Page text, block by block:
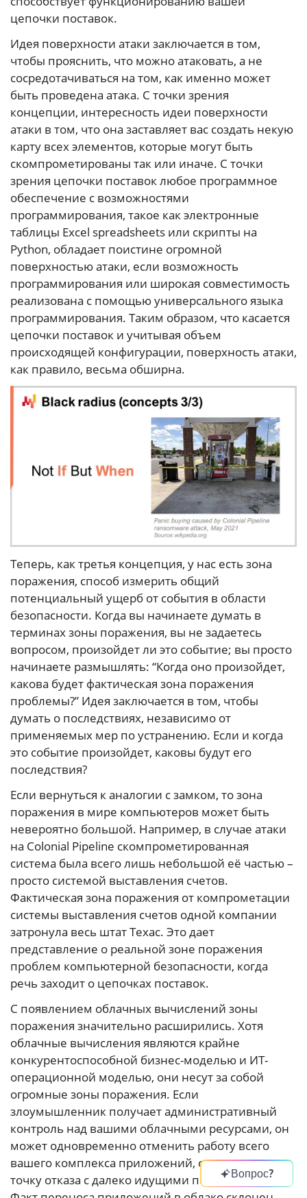
цепочки поставок.
Идея поверхности атаки заключается в том,
чтобы прояснить, что можно атаковать, а не
сосредотачиваться на том, как именно может
быть проведена атака. С точки зрения
концепции, интересность идеи поверхности
атаки в том, что она заставляет вас создать некую
карту всех элементов, которые могут быть
скомпрометированы так или иначе. С точки
зрения цепочки поставок любое программное
обеспечение с возможностями
программирования, такое как электронные
таблицы Excel spreadsheets или скрипты на
Python, обладает поистине огромной
поверхностью атаки, если возможность
программирования или широкая совместимость
реализована с помощью универсального языка
программирования. Таким образом, что касается
цепочки поставок и учитывая объем
происходящей конфигурации, поверхность атаки,
как правило, весьма обширна.
Теперь, как третья концепция, у нас есть зона
поражения, способ измерить общий
потенциальный ущерб от события в области
безопасности. Когда вы начинаете думать в
терминах зоны поражения, вы не задаетесь
вопросом, произойдет ли это событие; вы просто
начинаете размышлять: “Когда оно произойдет,
какова будет фактическая зона поражения
проблемы?” Идея заключается в том, чтобы
думать о последствиях, независимо от
применяемых мер по устранению. Если и когда
это событие произойдет, каковы будут его
последствия?
Если вернуться к аналогии с замком, то зона
поражения в мире компьютеров может быть
невероятно большой. Например, в случае атаки
на Colonial Pipeline скомпрометированная
система была всего лишь небольшой её частью –
просто системой выставления счетов.
Фактическая зона поражения от компрометации
системы выставления счетов одной компании
затронула весь штат Техас. Это дает
представление о реальной зоне поражения
проблем компьютерной безопасности, когда
речь заходит о цепочках поставок.
С появлением облачных вычислений зоны
поражения значительно расширились. Хотя
облачные вычисления являются крайне
конкурентоспособной бизнес-моделью и ИТ-
операционной моделью, они несут за собой
огромные зоны поражения. Если
злоумышленник получает административный
контроль над вашими облачными ресурсами, он
может одновременно отменить работу всего
вашего комплекса приложений, создав единую
точку отказа с далеко идущими последствиями.
Вопрос?